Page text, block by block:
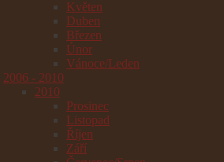
Květen
Duben
Březen
Únor
Vánoce/Leden
2006 - 2010
2010
Prosinec
Listopad
Říjen
Září